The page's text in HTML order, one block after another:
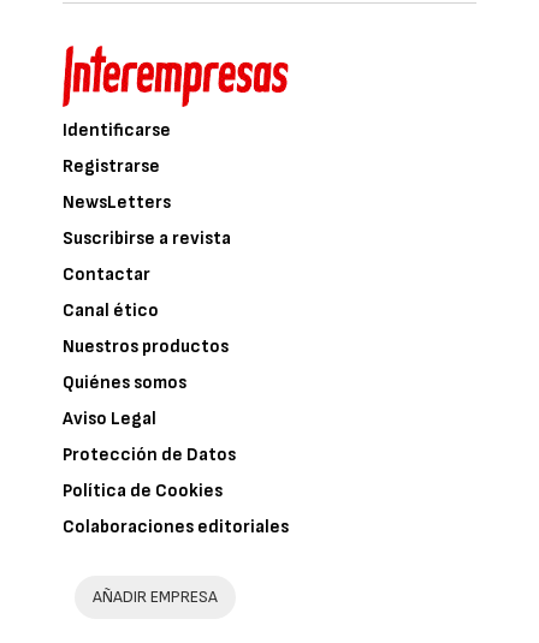
Identificarse
Registrarse
NewsLetters
Suscribirse a revista
Contactar
Canal ético
Nuestros productos
Quiénes somos
Aviso Legal
Protección de Datos
Política de Cookies